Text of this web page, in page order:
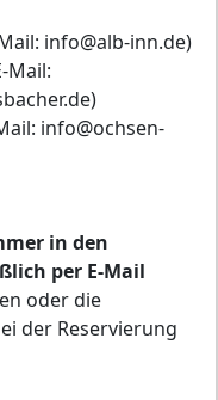
info@alb-inn.de)
Mail:
info@ochsen-
in den
per E-Mail
oder die
der Reservierung